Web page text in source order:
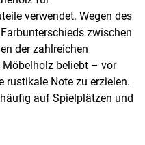
verwendet. Wegen des
zwischen
der zahlreichen
beliebt – vor
rustikale Note zu erzielen.
auf Spielplätzen und